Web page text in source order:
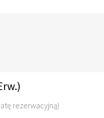
rezerwacyjną)